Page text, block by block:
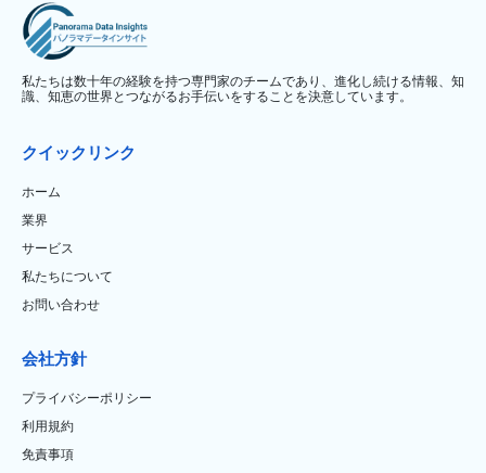
私たちは数十年の経験を持つ専門家のチームであり、進化し続ける情報、知
識、知恵の世界とつながるお手伝いをすることを決意しています。
クイックリンク
ホーム
業界
サービス
私たちについて
お問い合わせ
会社方針
プライバシーポリシー
利用規約
免責事項